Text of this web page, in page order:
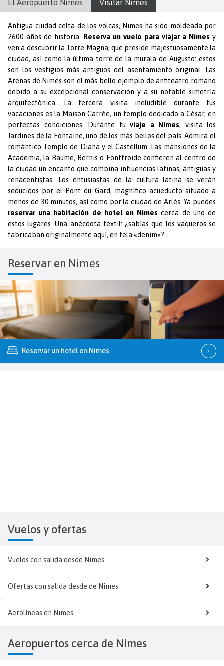
El Aeropuerto Nimes Visitar Nimes
Antigua ciudad celta de los volcas, Nimes ha sido moldeada por
2600 años de historia.
Reserva un vuelo para viajar a Nimes y
ven a descubrir la Torre Magna, que preside majestuosamente la
ciudad, así como la última torre de la murala de Augusto: estos
son los vestigios más antiguos del asentamiento original. Las
Arenas de Nimes son el más bello ejemplo de anfiteatro romano
debido a su excepcional conservación y a su notable simetría
arquitectónica. La tercera visita ineludible durante tus
vacaciones es la Maison Carrée, un templo dedicado a César, en
perfectas condiciones. Durante tu viaje a Nimes, visita los
Jardines de la Fontaine, uno de los más bellos del país. Admira el
romántico Templo de Diana y el Castellum. Las mansiones de la
Academia, la Baume, Bernis o Fontfroide confieren al centro de
la ciudad un encanto que combina influencias latinas, antiguas y
renacentistas. Los entusiastas de la cultura latina se verán
seducidos por el Pont du Gard, magnífico acueducto situado a
menos de 30 minutos, así como por la ciudad de Arlés. Ya puedes
reservar una habitación de hotel en Nimes cerca de uno de
estos lugares. Una anécdota textil: ¿sabías que los vaqueros se
fabricaban originalmente aquí, en tela «denim»?
Reservar en Nimes
Reservar un hotel en Nimes
Vuelos y ofertas
Vuelos con salida desde Nimes
Ofertas con salida desde de Nimes
Aerolíneas en Nimes
Aeropuertos cerca de Nimes